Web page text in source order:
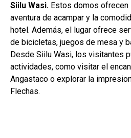
Siilu Wasi. Estos domos ofrecen
aventura de acampar y la
hotel. Además, el lugar ofrece
de bicicletas, juegos de mesa y
Desde Siilu Wasi, los visitantes
actividades, como visitar el
Angastaco o explorar la
Flechas.